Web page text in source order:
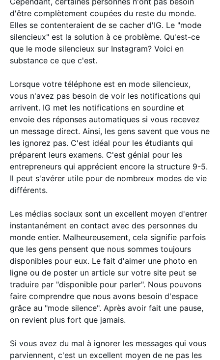
d'être complètement coupées du reste du monde.
Elles se contenteraient de se cacher d'IG. Le "mode
silencieux" est la solution à ce problème. Qu'est-ce
que le mode silencieux sur Instagram? Voici en
substance ce que c'est.
Lorsque votre téléphone est en mode silencieux,
vous n'avez pas besoin de voir les notifications qui
arrivent. IG met les notifications en sourdine et
envoie des réponses automatiques si vous recevez
un message direct. Ainsi, les gens savent que vous ne
les ignorez pas. C'est idéal pour les étudiants qui
préparent leurs examens. C'est génial pour les
entrepreneurs qui apprécient encore la structure 9-5.
Il peut s'avérer utile pour de nombreux modes de vie
différents.
Les médias sociaux sont un excellent moyen d'entrer
instantanément en contact avec des personnes du
monde entier. Malheureusement, cela signifie parfois
que les gens pensent que nous sommes toujours
disponibles pour eux. Le fait d'aimer une photo en
ligne ou de poster un article sur votre site peut se
traduire par "disponible pour parler". Nous pouvons
faire comprendre que nous avons besoin d'espace
grâce au "mode silence". Après avoir fait une pause,
on revient plus fort que jamais.
Si vous avez du mal à ignorer les messages qui vous
parviennent, c'est un excellent moyen de ne pas les